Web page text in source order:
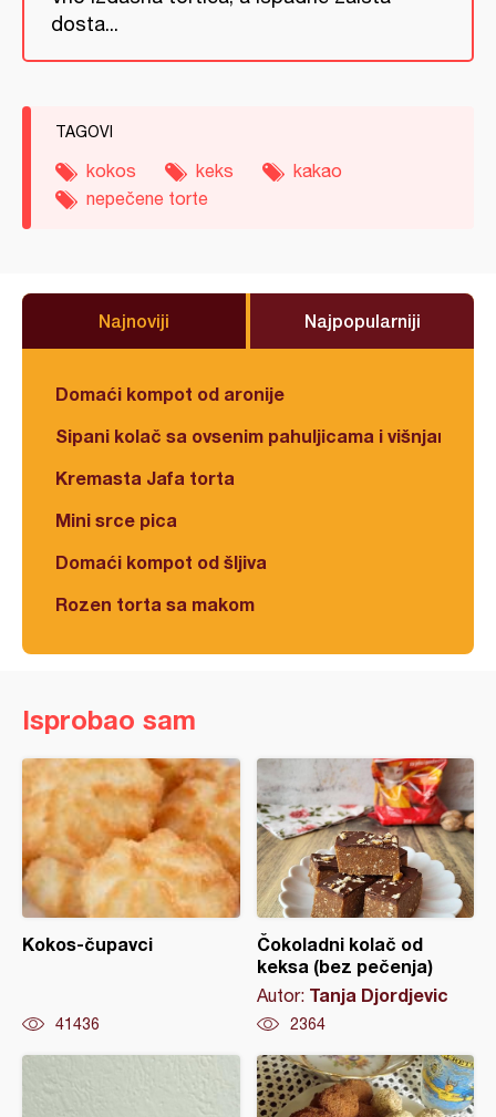
dosta...
TAGOVI
kokos keks
kakao
nepečene torte
Najnoviji Najpopularniji
Domaći kompot od aronije
Sipani kolač sa ovsenim pahuljicama i višnjama
Kremasta Jafa torta
Mini srce pica
Domaći kompot od šljiva
Rozen torta sa makom
Isprobao sam
Kokos-čupavci
41436
Čokoladni kolač od
keksa (bez pečenja)
Autor: Tanja Djordjevic
2364